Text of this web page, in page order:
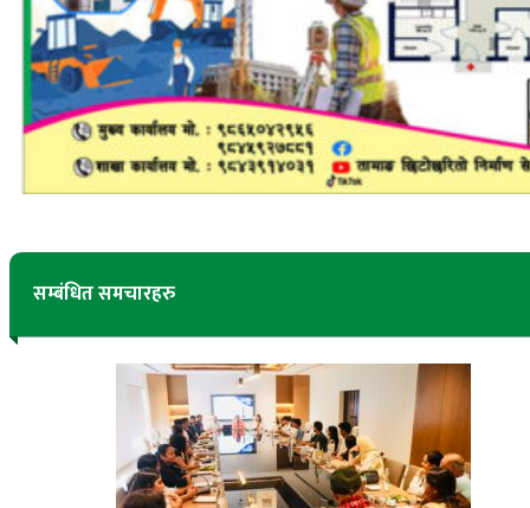
सम्बंधित समचारहरु